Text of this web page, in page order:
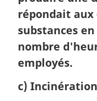
répondait aux
substances
nombre
employés.
c)